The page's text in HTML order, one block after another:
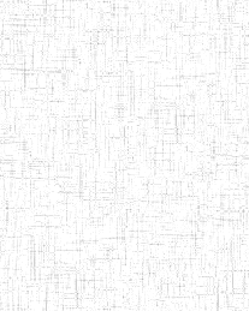
08/08/1983 ENIEG
15/09/2015 ENIEG